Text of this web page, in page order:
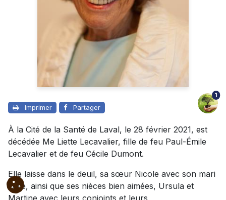
Imprimer Partager
1
À la Cité de la Santé de Laval, le 28 février 2021, est
décédée Me Liette Lecavalier, fille de feu Paul-Émile
Lecavalier et de feu Cécile Dumont.
Elle laisse dans le deuil, sa sœur Nicole avec son mari
Uwe, ainsi que ses nièces bien aimées, Ursula et
Martine avec leurs conjoints et leurs